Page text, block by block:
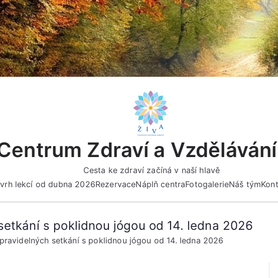
Zdraví a
Cesta ke zdraví začíná v naší hlavě
lekcí od dubna 2026RezervaceNáplň centraFotogalerieNáš tým
s poklidnou jógou od 14. ledna 2026
setkání s poklidnou jógou od 14. ledna 2026